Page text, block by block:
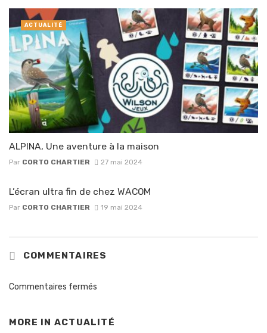
ALPINA, Une aventure à la maison
Par CORTO CHARTIER 27 mai 2024
ACTUALITÉ
L’écran ultra fin de chez WACOM
Par CORTO CHARTIER 19 mai 2024
COMMENTAIRES
Commentaires fermés
MORE IN ACTUALITÉ